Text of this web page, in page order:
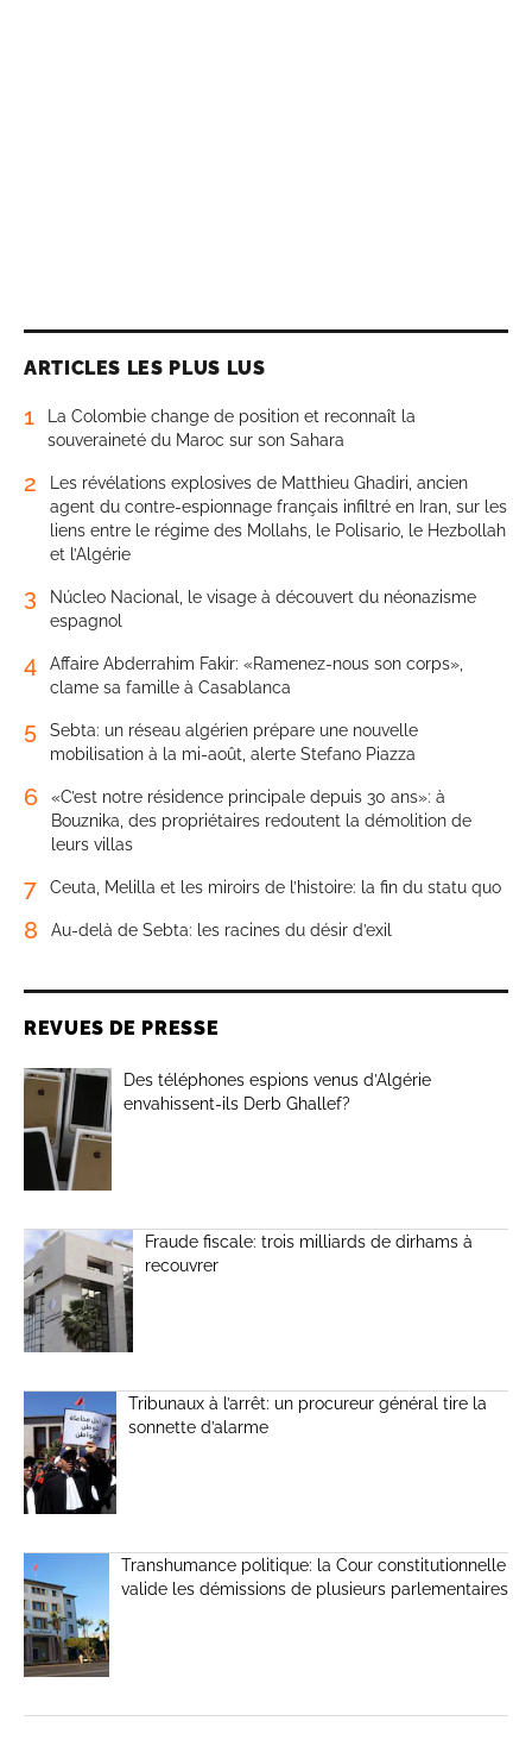
ARTICLES LES PLUS LUS
1
La Colombie change de position et reconnaît la
souveraineté du Maroc sur son Sahara
2
Les révélations explosives de Matthieu Ghadiri, ancien
agent du contre-espionnage français infiltré en Iran, sur les
liens entre le régime des Mollahs, le Polisario, le Hezbollah
et l’Algérie
3
Núcleo Nacional, le visage à découvert du néonazisme
espagnol
4
Affaire Abderrahim Fakir: «Ramenez-nous son corps»,
clame sa famille à Casablanca
5
Sebta: un réseau algérien prépare une nouvelle
mobilisation à la mi-août, alerte Stefano Piazza
6
«C’est notre résidence principale depuis 30 ans»: à
Bouznika, des propriétaires redoutent la démolition de
leurs villas
7 Ceuta, Melilla et les miroirs de l’histoire: la fin du statu quo
8 Au-delà de Sebta: les racines du désir d’exil
REVUES DE PRESSE
Des téléphones espions venus d’Algérie
envahissent-ils Derb Ghallef?
Fraude fiscale: trois milliards de dirhams à
recouvrer
Tribunaux à l’arrêt: un procureur général tire la
sonnette d’alarme
Transhumance politique: la Cour constitutionnelle
valide les démissions de plusieurs parlementaires